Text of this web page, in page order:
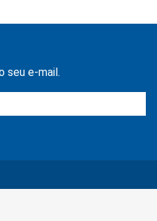
seu e-mail.